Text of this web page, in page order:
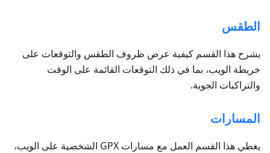
الطقس
يشرح هذا القسم كيفية عرض ظروف الطقس والتوقعات على
خريطة الويب، بما في ذلك التوقعات القائمة على الوقت
والتراكبات الجوية.
المسارات
يغطي هذا القسم العمل مع مسارات GPX الشخصية على الويب،